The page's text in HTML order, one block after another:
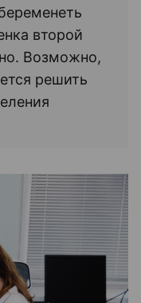
второй
Возможно,
решить